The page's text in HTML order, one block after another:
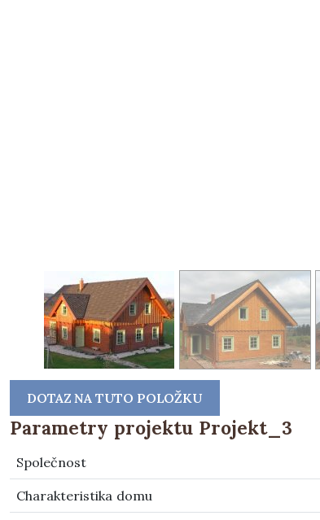
DOTAZ NA TUTO POLOŽKU
Parametry projektu Projekt_3
Společnost
Charakteristika domu